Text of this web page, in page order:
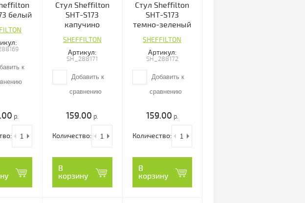
белый
к
р.
Стул Sheffilton
SHT-S173
капучино
SHEFFILTON
Артикул:
SH_288171
Добавить к
сравнению
159.00 р.
Количество:
В
корзину
Стул Sheffilton
SHT-S173
темно-зеленый
SHEFFILTON
Артикул:
SH_288172
Добавить к
сравнению
159.00 р.
Количество:
В
корзину